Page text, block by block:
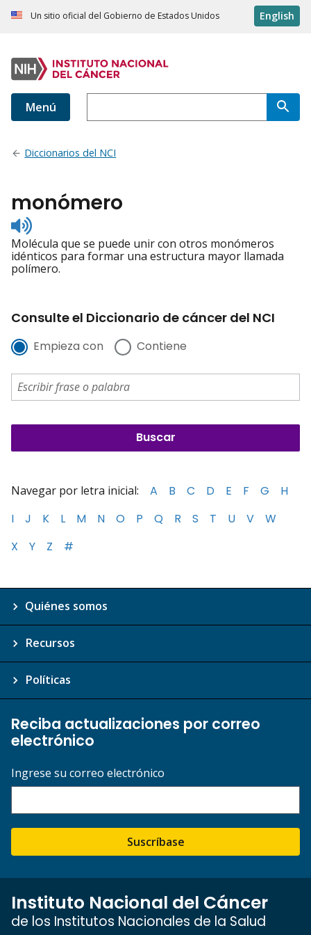
Un sitio oficial del Gobierno de Estados Unidos English
Menú
Diccionarios del NCI
monómero
Listen
to
pronunciation
Molécula que se puede unir con otros monómeros
idénticos para formar una estructura mayor llamada
polímero.
Consulte el Diccionario de cáncer del NCI
Empieza con Contiene
Navegar por letra inicial: A B C D E F G
H
I
J K L M N O P Q R S T U V
W
X
Y Z #
Quiénes somos
Recursos
Políticas
Reciba actualizaciones por correo
electrónico
Ingrese su correo electrónico
Suscríbase
Instituto Nacional del Cáncer
de los Institutos Nacionales de la Salud